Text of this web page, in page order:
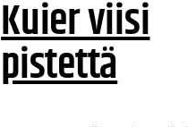
Kuier viisi
pistettä